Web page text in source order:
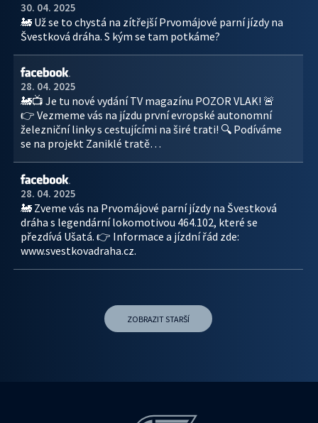
30. 04. 2025
🚂 Už se to chystá na zítřejší Prvomájové parní jízdy na
Švestková dráha. S kým se tam potkáme?
28. 04. 2025
🚂📺 Je tu nové vydání TV magazínu POZOR VLAK! 🚨
👉 Vezmeme vás na jízdu první evropské autonomní
železniční linky s cestujícími na širé trati! 🔍 Podíváme
se na projekt Zaniklé tratě…
28. 04. 2025
🚂 Zveme vás na Prvomájové parní jízdy na Švestková
dráha s legendární lokomotivou 464.102, které se
přezdívá Ušatá. 👉 Informace a jízdní řád zde:
www.svestkovadraha.cz.
ZOBRAZIT STARŠÍ